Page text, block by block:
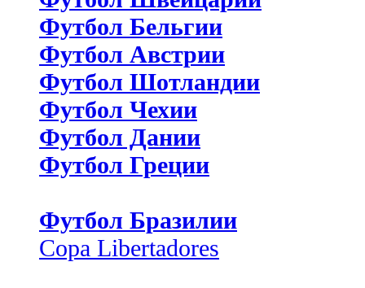
Футбол Бельгии
Футбол Австрии
Футбол Шотландии
Футбол Чехии
Футбол Дании
Футбол Греции
Футбол Бразилии
Copa Libertadores